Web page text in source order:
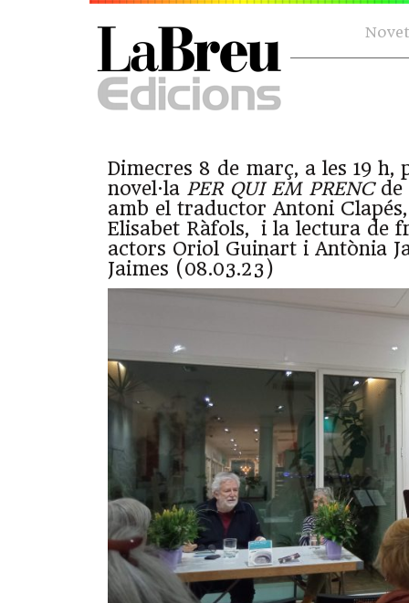
Dimecres 8 de març, a les 19 h,
novel·la PER QUI EM PRENCde
amb el traductor Antoni
Elisabet Ràfols, i la lectura de
actors Oriol Guinart i Antònia
Jaimes (08.03.23)